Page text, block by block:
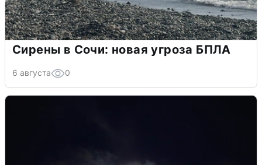
Сирены в Сочи: новая угроза БПЛА
6 августа 0